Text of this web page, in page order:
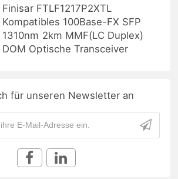
Finisar FTLF1217P2XTL
Kompatibles 100Base-FX SFP
1310nm 2km MMF(LC Duplex)
DOM Optische Transceiver
für unseren Newsletter an